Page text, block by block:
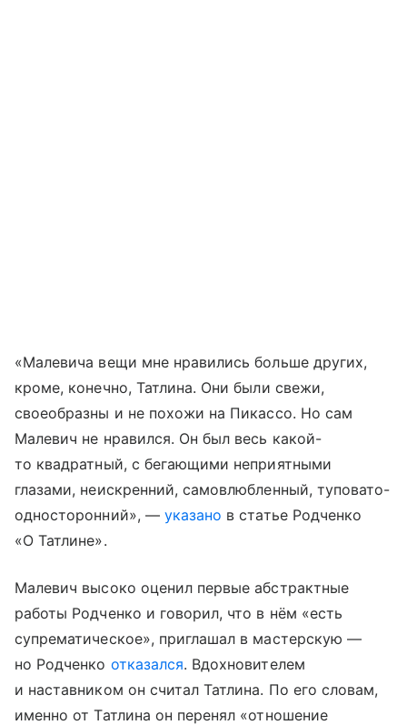
«Малевича вещи мне нравились больше других,
кроме, конечно, Татлина. Они были свежи,
своеобразны и не похожи на Пикассо. Но сам
Малевич не нравился. Он был весь какой-
то квадратный, с бегающими неприятными
глазами, неискренний, самовлюбленный, туповато-
односторонний», — указано в статье Родченко
«О Татлине».
Малевич высоко оценил первые абстрактные
работы Родченко и говорил, что в нём «есть
супрематическое», приглашал в мастерскую —
но Родченко отказался. Вдохновителем
и наставником он считал Татлина. По его словам,
именно от Татлина он перенял «отношение